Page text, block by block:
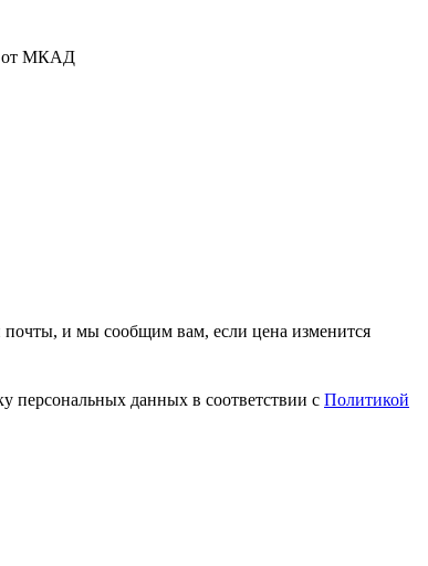
от МКАД
почты, и мы сообщим вам, если цена изменится
персональных данных в соответствии с Политикой